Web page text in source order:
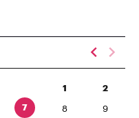
1 2
7 8 9